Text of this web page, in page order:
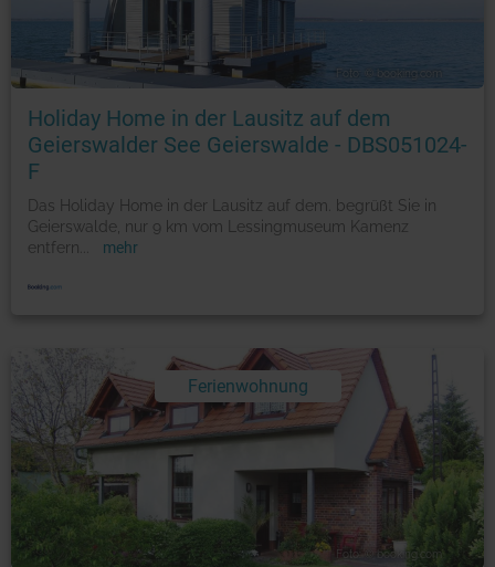
Foto: © booking.com
Holiday Home in der Lausitz auf dem
Geierswalder See Geierswalde - DBS051024-
F
Das Holiday Home in der Lausitz auf dem. begrüßt Sie in
Geierswalde, nur 9 km vom Lessingmuseum Kamenz
entfern
mehr
Ferienwohnung
Foto: © booking.com